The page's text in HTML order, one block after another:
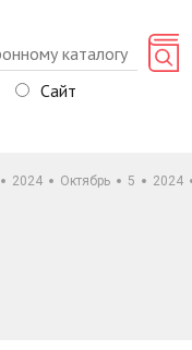
Сайт
2024 Октябрь 5 2024